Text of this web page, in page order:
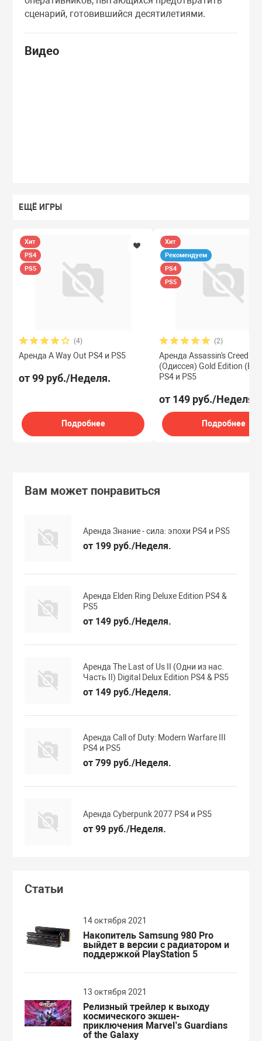
сценарий, готовившийся десятилетиями.
Видео
ЕЩЁ ИГРЫ
Хит
PS4
PS5
(4)
Аренда A Way Out PS4 и PS5
от 99 руб./Неделя.
Подробнее
Хит
Рекомендуем
PS4
PS5
(2)
Аренда Assassin's Creed
(Одиссея) Gold Edition (Все
PS4 и PS5
от 149 руб./Неделя.
Подробнее
Вам может понравиться
Аренда Знание - сила: эпохи PS4 и PS5
от 199 руб./Неделя.
Аренда Elden Ring Deluxe Edition PS4 &
PS5
от 149 руб./Неделя.
Аренда The Last of Us II (Одни из нас.
Часть II) Digital Delux Edition PS4 & PS5
от 149 руб./Неделя.
Аренда Call of Duty: Modern Warfare III
PS4 и PS5
от 799 руб./Неделя.
Аренда Cyberpunk 2077 PS4 и PS5
от 99 руб./Неделя.
Статьи
14 октября 2021
Накопитель Samsung 980 Pro
выйдет в версии с радиатором и
поддержкой PlayStation 5
13 октября 2021
Релизный трейлер к выходу
космического экшен-
приключения Marvel’s Guardians
of the Galaxy